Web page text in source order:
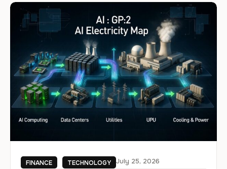
FINANCE TECHNOLOGY July 25, 2026